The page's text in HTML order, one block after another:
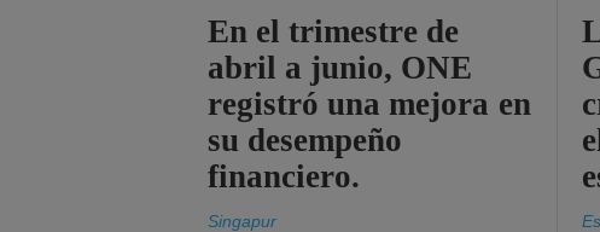
En el trimestre de
abril a junio, ONE
registró una mejora en
su desempeño
financiero.
Singapur